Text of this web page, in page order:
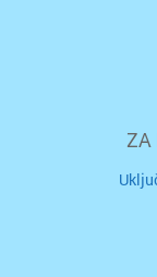
ZA